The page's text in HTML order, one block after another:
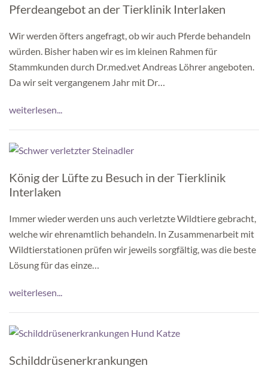
Pferdeangebot an der Tierklinik Interlaken
Wir werden öfters angefragt, ob wir auch Pferde behandeln
würden. Bisher haben wir es im kleinen Rahmen für
Stammkunden durch Dr.med.vet Andreas Löhrer angeboten.
Da wir seit vergangenem Jahr mit Dr…
weiterlesen...
König der Lüfte zu Besuch in der Tierklinik
Interlaken
Immer wieder werden uns auch verletzte Wildtiere gebracht,
welche wir ehrenamtlich behandeln. In Zusammenarbeit mit
Wildtierstationen prüfen wir jeweils sorgfältig, was die beste
Lösung für das einze…
weiterlesen...
Schilddrüsenerkrankungen